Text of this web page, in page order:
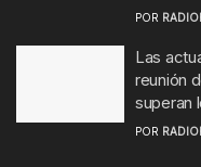
POR
Las
reunión
superan
POR